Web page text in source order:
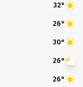
32°
26°
30°
26°
26°